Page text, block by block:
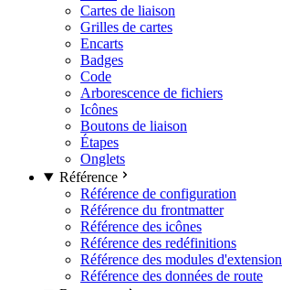
Cartes de liaison
Grilles de cartes
Encarts
Badges
Code
Arborescence de fichiers
Icônes
Boutons de liaison
Étapes
Onglets
Référence
Référence de configuration
Référence du frontmatter
Référence des icônes
Référence des redéfinitions
Référence des modules d'extension
Référence des données de route